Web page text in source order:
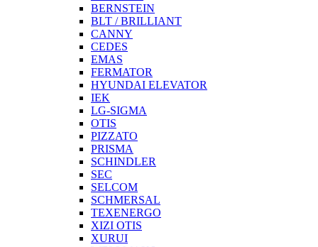
BERNSTEIN
BLT / BRILLIANT
CANNY
CEDES
EMAS
FERMATOR
HYUNDAI ELEVATOR
IEK
LG-SIGMA
OTIS
PIZZATO
PRISMA
SCHINDLER
SEC
SELCOM
SCHMERSAL
TEXENERGO
XIZI OTIS
XURUI